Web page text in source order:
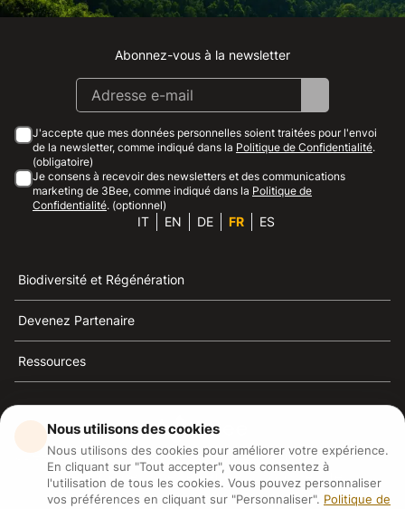
Instagram
Facebook
Linkedin
Youtube
Abonnez-vous à la newsletter
J'accepte que mes données personnelles soient traitées pour l'envoi
de la newsletter, comme indiqué dans la Politique de Confidentialité.
(obligatoire)
Je consens à recevoir des newsletters et des communications
marketing de 3Bee, comme indiqué dans la Politique de
Confidentialité. (optionnel)
IT EN DE FR ES
Biodiversité et Régénération
Devenez Partenaire
Ressources
3Bee est la référence du développement durable, de la
défense des abeilles et de la biodiversité
Nous utilisons des cookies
Nous utilisons des cookies pour améliorer votre expérience.
En cliquant sur "Tout accepter", vous consentez à
l'utilisation de tous les cookies. Vous pouvez personnaliser
vos préférences en cliquant sur "Personnaliser". Politique de